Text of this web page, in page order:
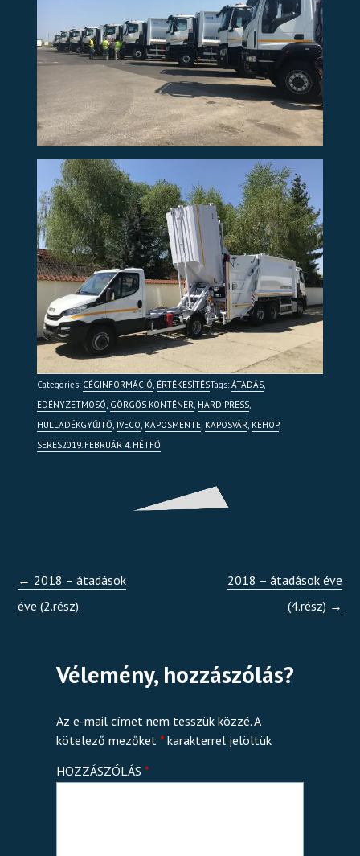
Categories: CÉGINFORMÁCIÓ, ÉRTÉKESÍTÉSTags:ÁTADÁS,
EDÉNYZETMOSÓ, GÖRGŐS KONTÉNER, HARD PRESS,
HULLADÉKGYŰJTŐ, IVECO, KAPOSMENTE, KAPOSVÁR, KEHOP,
SERES2019. FEBRUÁR 4. HÉTFŐ
← 2018 – átadások
éve (2.rész)
2018 – átadások éve
(4.rész) →
Vélemény, hozzászólás?
Az e-mail címet nem tesszük közzé.A
kötelező mezőket* karakterrel jelöltük
HOZZÁSZÓLÁS*